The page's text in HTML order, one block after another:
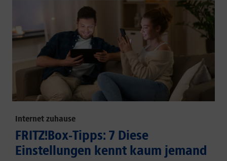
Internet zuhause
FRITZ!Box-Tipps: 7 Diese
Einstellungen kennt kaum jemand